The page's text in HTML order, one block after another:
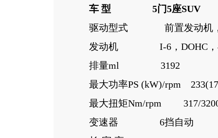
车 型
5门5座SUV
驱动型式 前置发动机，
发动机 I-6，DOHC，4
排量ml 3192
最大功率PS (kW)/rpm
最大扭矩Nm/rpm 317/
变速器 6挡自动